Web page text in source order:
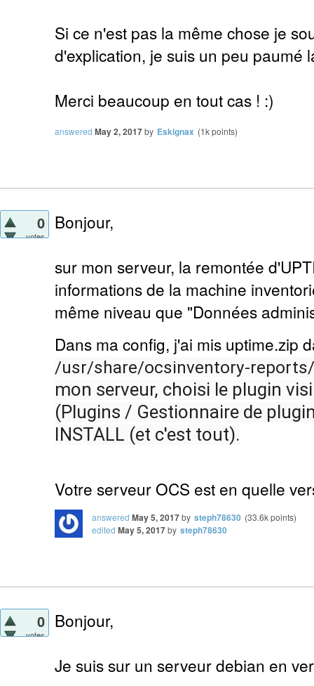
Si ce n'est pas la même chose je
d'explication, je suis un peu paumé
Merci beaucoup en tout cas ! :)
answered May 2, 2017by Eskignax (1kpoints)
0
votes
Bonjour,
sur mon serveur, la remontée
informations de la machine
même niveau que "Données
Dans ma config, j'ai mis uptime.zip
/usr/share/ocsinventory-
mon serveur, choisi le plugin
(Plugins / Gestionnaire de
INSTALL (et c'est tout).
Votre serveur OCS est en quelle
answered May 5, 2017by steph78630 (33.6kpoints)
edited May 5, 2017by steph78630
0
votes
Bonjour,
Je suis sur un serveur debian en